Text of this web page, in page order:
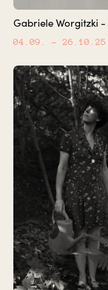
Gabriele Worgitzki -
04.09. – 26.10.25